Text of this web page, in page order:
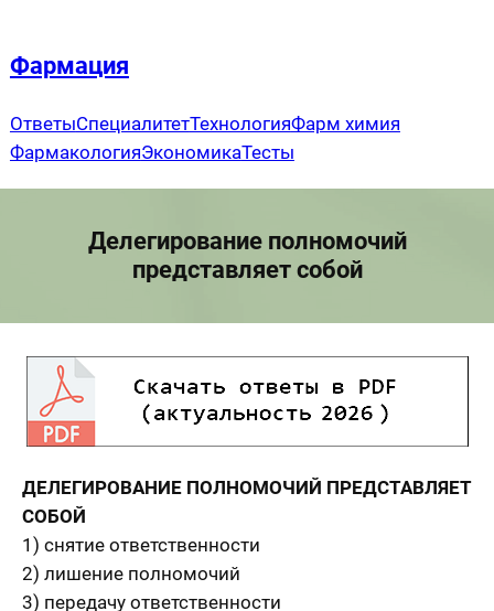
содержимому
Фармация
ОтветыСпециалитетТехнологияФарм химия
ФармакологияЭкономикаТесты
Делегирование полномочий
представляет собой
ДЕЛЕГИРОВАНИЕ ПОЛНОМОЧИЙ ПРЕДСТАВЛЯЕТ
СОБОЙ
1) снятие ответственности
2) лишение полномочий
3) передачу ответственности